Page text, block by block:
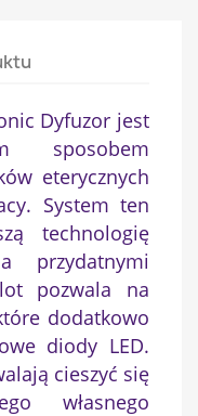
Dyfuzor jest
sposobem
eterycznych
System ten
technologię
przydatnymi
pozwala na
dodatkowo
diody LED.
cieszyć się
własnego